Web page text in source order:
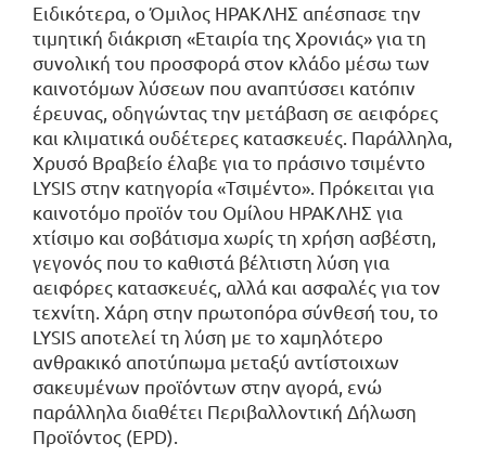
Ειδικότερα, ο Όμιλος ΗΡΑΚΛΗΣ απέσπασε την
τιμητική διάκριση «Εταιρία της Χρονιάς» για τη
συνολική του προσφορά στον κλάδο μέσω των
καινοτόμων λύσεων που αναπτύσσει κατόπιν
έρευνας, οδηγώντας την μετάβαση σε αειφόρες
και κλιματικά ουδέτερες κατασκευές. Παράλληλα,
Χρυσό Βραβείο έλαβε για το πράσινο τσιμέντο
LYSIS στην κατηγορία «Τσιμέντο». Πρόκειται για
καινοτόμο προϊόν του Ομίλου ΗΡΑΚΛΗΣ για
χτίσιμο και σοβάτισμα χωρίς τη χρήση ασβέστη,
γεγονός που το καθιστά βέλτιστη λύση για
αειφόρες κατασκευές, αλλά και ασφαλές για τον
τεχνίτη. Χάρη στην πρωτοπόρα σύνθεσή του, το
LYSIS αποτελεί τη λύση με το χαμηλότερο
ανθρακικό αποτύπωμα μεταξύ αντίστοιχων
σακευμένων προϊόντων στην αγορά, ενώ
παράλληλα διαθέτει Περιβαλλοντική Δήλωση
Προϊόντος (EPD).